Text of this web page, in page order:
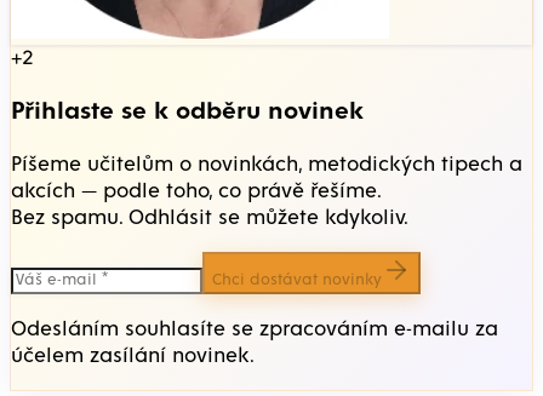
+2
Přihlaste se k odběru novinek
Píšeme učitelům o novinkách, metodických tipech a
akcích — podle toho, co právě řešíme.
Bez spamu. Odhlásit se můžete kdykoliv.
Chci dostávat novinky
Odesláním souhlasíte se zpracováním e-mailu za
účelem zasílání novinek.